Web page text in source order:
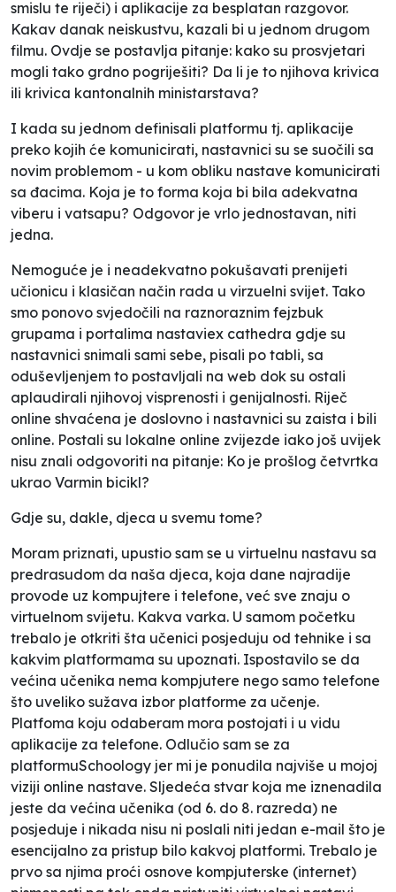
smislu te riječi) i aplikacije za besplatan razgovor.
Kakav danak neiskustvu, kazali bi u jednom drugom
filmu. Ovdje se postavlja pitanje: kako su prosvjetari
mogli tako grdno pogriješiti? Da li je to njihova krivica
ili krivica kantonalnih ministarstava?
I kada su jednom definisali platformu tj. aplikacije
preko kojih će komunicirati, nastavnici su se suočili sa
novim problemom - u kom obliku nastave komunicirati
sa đacima. Koja je to forma koja bi bila adekvatna
viberu i vatsapu? Odgovor je vrlo jednostavan, niti
jedna.
Nemoguće je i neadekvatno pokušavati prenijeti
učionicu i klasičan način rada u virzuelni svijet. Tako
smo ponovo svjedočili na raznoraznim fejzbuk
grupama i portalima nastaviex cathedra gdje su
nastavnici snimali sami sebe, pisali po tabli, sa
oduševljenjem to postavljali na web dok su ostali
aplaudirali njihovoj visprenosti i genijalnosti. Riječ
online shvaćena je doslovno i nastavnici su zaista i bili
online. Postali su lokalne online zvijezde iako još uvijek
nisu znali odgovoriti na pitanje: Ko je prošlog četvrtka
ukrao Varmin bicikl?
Gdje su, dakle, djeca u svemu tome?
Moram priznati, upustio sam se u virtuelnu nastavu sa
predrasudom da naša djeca, koja dane najradije
provode uz kompujtere i telefone, već sve znaju o
virtuelnom svijetu. Kakva varka. U samom početku
trebalo je otkriti šta učenici posjeduju od tehnike i sa
kakvim platformama su upoznati. Ispostavilo se da
većina učenika nema kompjutere nego samo telefone
što uveliko sužava izbor platforme za učenje.
Platfoma koju odaberam mora postojati i u vidu
aplikacije za telefone. Odlučio sam se za
platformuSchoology jer mi je ponudila najviše u mojoj
viziji online nastave. Sljedeća stvar koja me iznenadila
jeste da većina učenika (od 6. do 8. razreda) ne
posjeduje i nikada nisu ni poslali niti jedan e-mail što je
esencijalno za pristup bilo kakvoj platformi. Trebalo je
prvo sa njima proći osnove kompjuterske (internet)